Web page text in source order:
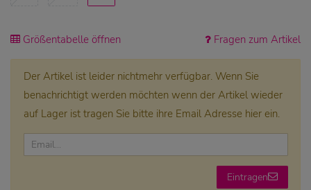
Größentabelle öffnen Fragen zum Artikel
Der Artikel ist leider nichtmehr verfügbar. Wenn Sie
benachrichtigt werden möchten wenn der Artikel wieder
auf Lager ist tragen Sie bitte ihre Email Adresse hier ein.
Eintragen